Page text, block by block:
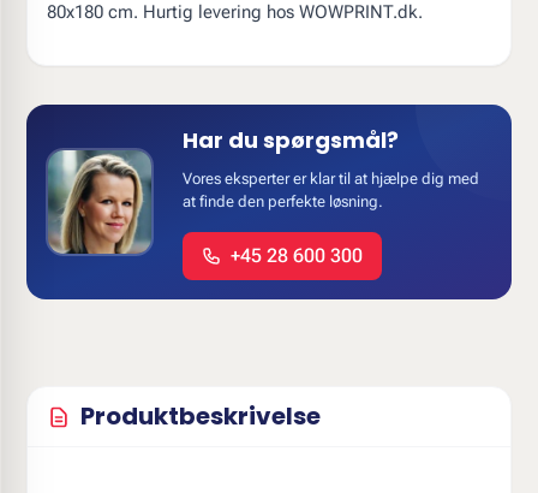
80x180 cm. Hurtig levering hos WOWPRINT.dk.
Har du spørgsmål?
Vores eksperter er klar til at hjælpe dig med
at finde den perfekte løsning.
+45 28 600 300
Produktbeskrivelse